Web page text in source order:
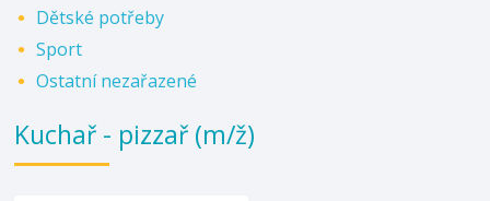
Dětské potřeby
Sport
Ostatní nezařazené
Kuchař - pizzař (m/ž)